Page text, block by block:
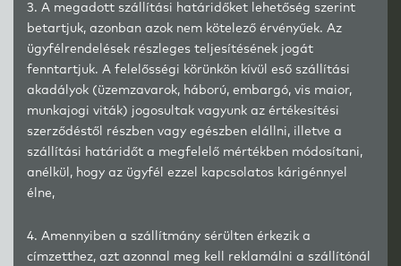
3. A megadott szállítási határidőket lehetőség szerint
betartjuk, azonban azok nem kötelező érvényűek. Az
ügyfélrendelések részleges teljesítésének jogát
fenntartjuk. A felelősségi körünkön kívül eső szállítási
akadályok (üzemzavarok, háború, embargó, vis maior,
munkajogi viták) jogosultak vagyunk az értékesítési
szerződéstől részben vagy egészben elállni, illetve a
szállítási határidőt a megfelelő mértékben módosítani,
anélkül, hogy az ügyfél ezzel kapcsolatos kárigénnyel
élne,
4. Amennyiben a szállítmány sérülten érkezik a
címzetthez, azt azonnal meg kell reklamálni a szállítónál